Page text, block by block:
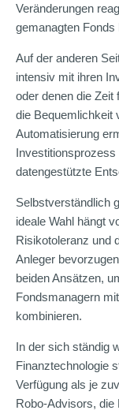
Veränderungen
gemanagten Fonds
Auf der anderen
intensiv mit ihren
oder denen die Zeit
die Bequemlichkeit
Automatisierung
Investitionsprozess
datengestützte
Selbstverständlich
ideale Wahl hängt
Risikotoleranz und
Anleger
beiden Ansätzen,
Fondsmanagern
kombinieren.
In der sich ständig
Finanztechnologie
Verfügung als je
Robo-Advisors, die